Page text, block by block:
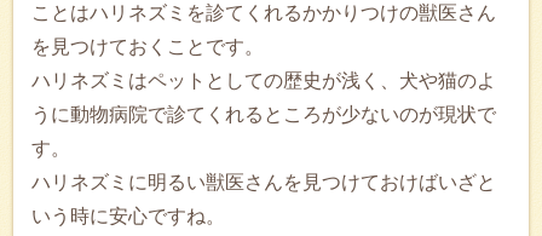
ことはハリネズミを診てくれるかかりつけの獣医さん
を見つけておくことです。
ハリネズミはペットとしての歴史が浅く、犬や猫のよ
うに動物病院で診てくれるところが少ないのが現状で
す。
ハリネズミに明るい獣医さんを見つけておけばいざと
いう時に安心ですね。